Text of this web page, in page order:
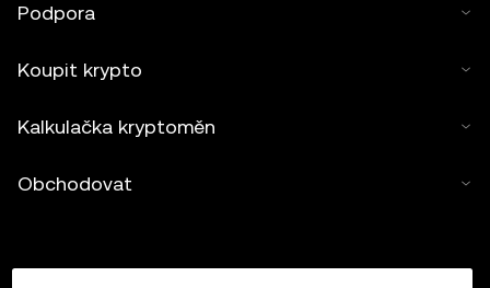
Podpora
Koupit krypto
Kalkulačka kryptoměn
Obchodovat